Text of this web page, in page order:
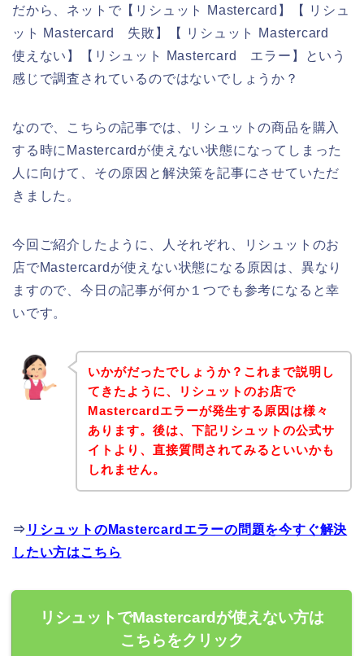
だから、ネットで【リシュット Mastercard】【 リシュ
ット Mastercard 失敗】【 リシュット Mastercard
使えない】【リシュット Mastercard エラー】という
感じで調査されているのではないでしょうか？
なので、こちらの記事では、リシュットの商品を購入
する時にMastercardが使えない状態になってしまった
人に向けて、その原因と解決策を記事にさせていただ
きました。
今回ご紹介したように、人それぞれ、リシュットのお
店でMastercardが使えない状態になる原因は、異なり
ますので、今日の記事が何か１つでも参考になると幸
いです。
いかがだったでしょうか？これまで説明し
てきたように、リシュットのお店で
Mastercardエラーが発生する原因は様々
あります。後は、下記リシュットの公式サ
イトより、直接質問されてみるといいかも
しれません。
⇒ リシュットのMastercardエラーの問題を今すぐ解決
したい方はこちら
リシュットでMastercardが使えない方は
こちらをクリック